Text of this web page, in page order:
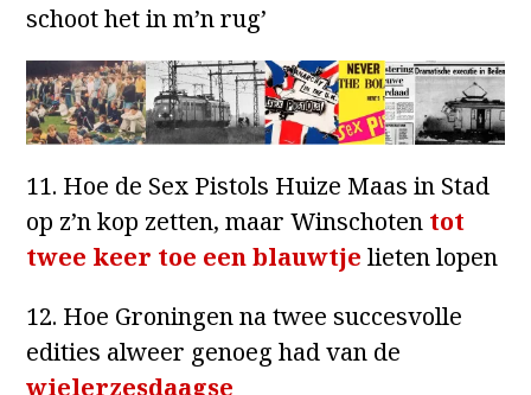
schoot het in m’n rug’
11. Hoe de Sex Pistols Huize Maas in Stad
op z’n kop zetten, maar Winschoten tot
twee keer toe een blauwtjelieten lopen
12. Hoe Groningen na twee succesvolle
edities alweer genoeg had van de
wielerzesdaagse